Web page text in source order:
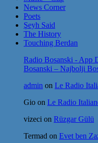
News Corner
Poets
Şeyh Said
The History
Touching Berdan
Radio Bosanski - App
Bosanski – Najbolji
admin on Le Radio
Gio on Le Radio
vizeci on Rüzgar Gülü
Termad on Evet ben